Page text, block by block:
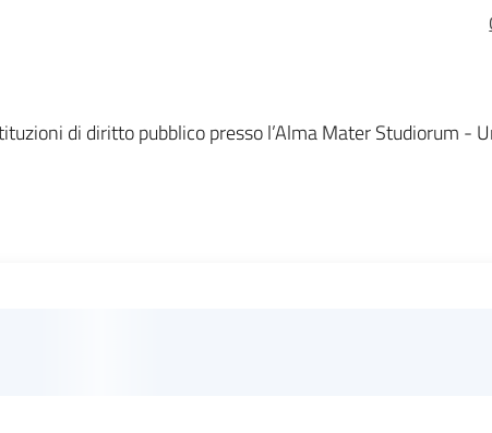
di diritto pubblico presso l’Alma Mater Studiorum -